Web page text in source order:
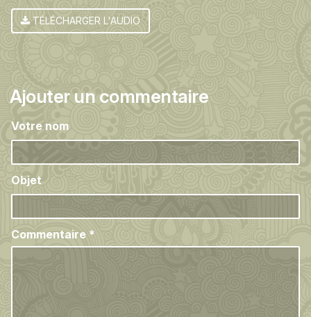
TÉLÉCHARGER L'AUDIO
Ajouter un commentaire
Votre nom
Objet
Commentaire *